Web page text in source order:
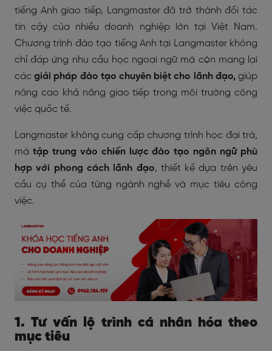
tiếng Anh giao tiếp, Langmaster đã trở thành đối tác
tin cậy của nhiều doanh nghiệp lớn tại Việt Nam.
Chương trình đào tạo tiếng Anh tại Langmaster không
chỉ đáp ứng nhu cầu học ngoại ngữ mà còn mang lại
cácgiải pháp đào tạo chuyên biệt cho lãnh đạo,giúp
nâng cao khả năng giao tiếp trong môi trường công
việc quốc tế.
Langmaster không cung cấp chương trình học đại trà,
mà tập trung vào chiến lược đào tạo ngôn ngữ phù
hợp với phong cách lãnh đạo, thiết kế dựa trên yêu
cầu cụ thể của từng ngành nghề và mục tiêu công
việc.
1. Tư vấn lộ trình cá nhân hóa theo
mục tiêu